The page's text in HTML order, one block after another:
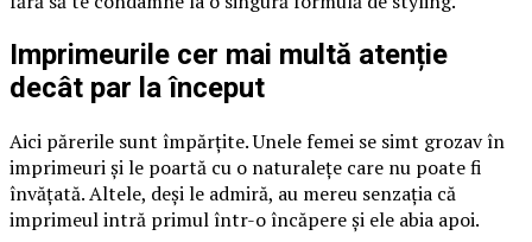
Imprimeurile cer mai multă atenție
decât par la început
Aici părerile sunt împărțite. Unele femei se simt grozav în
imprimeuri și le poartă cu o naturalețe care nu poate fi
învățată. Altele, deși le admiră, au mereu senzația că
imprimeul intră primul într-o încăpere și ele abia apoi.